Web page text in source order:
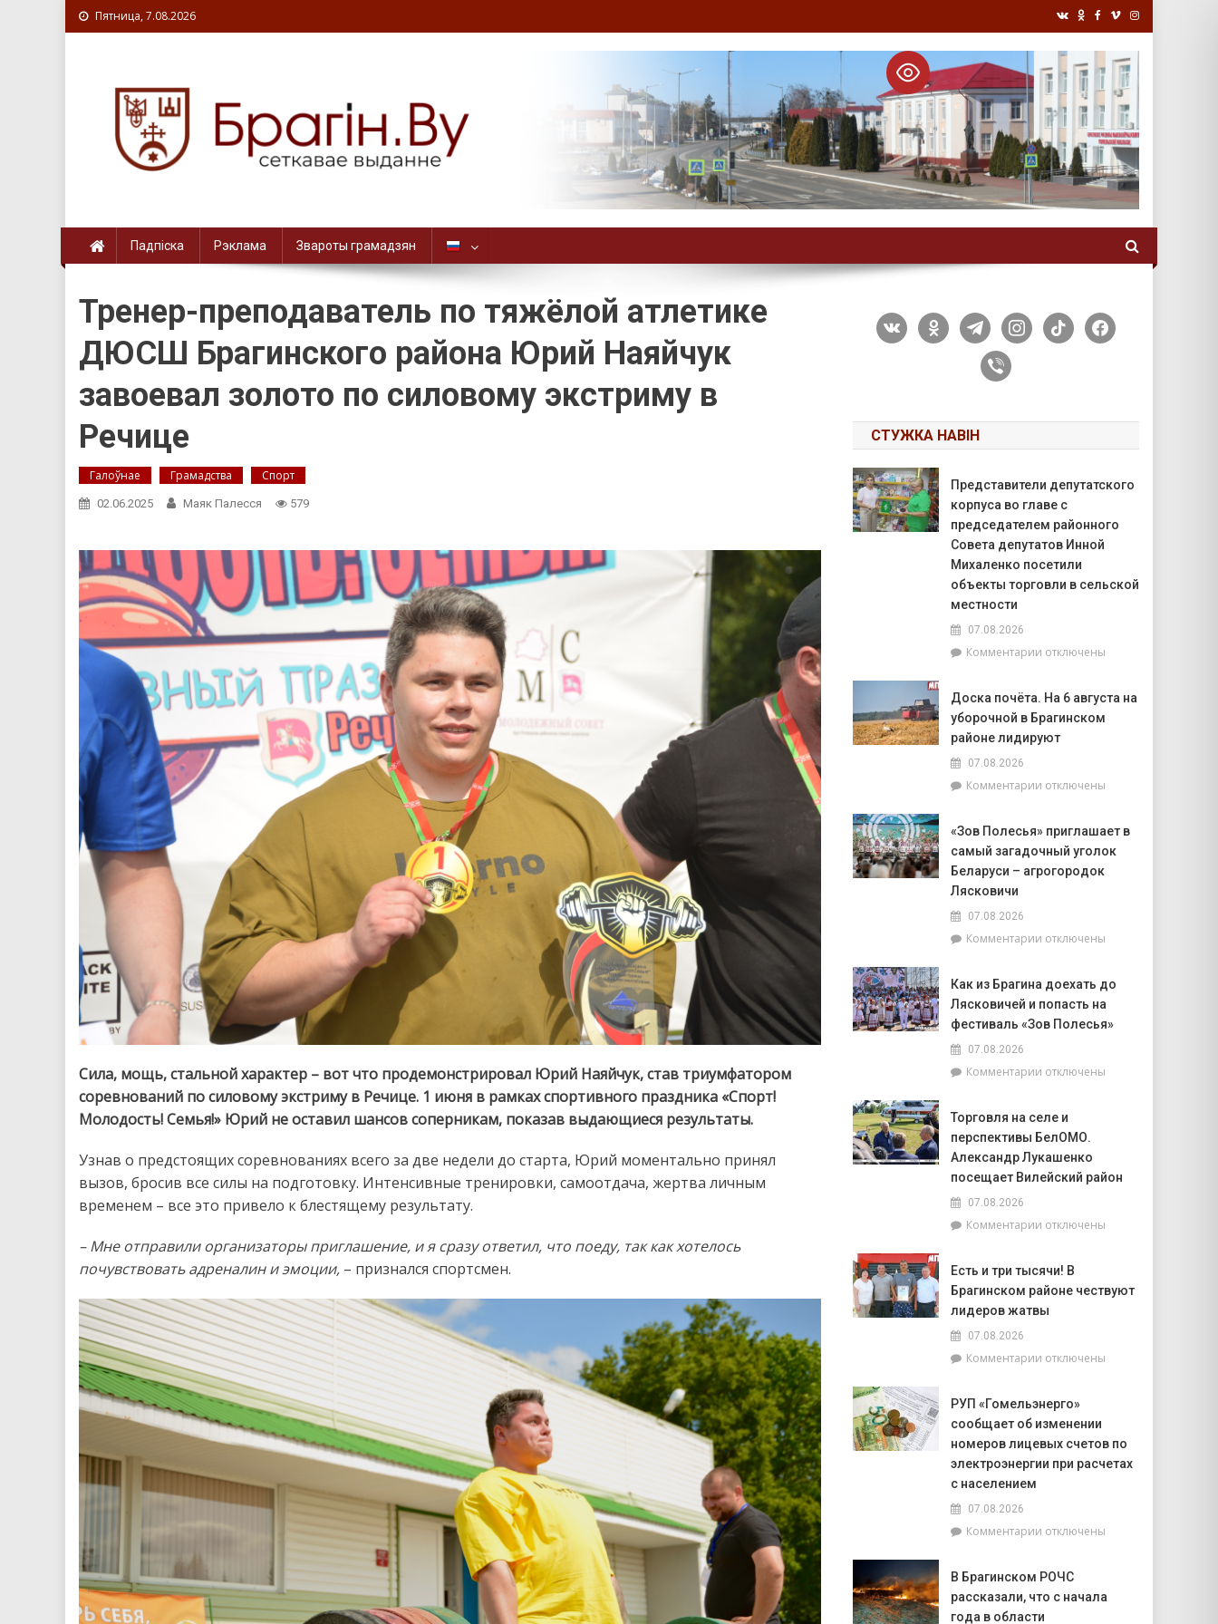
Пятница, 7.08.2026
Падпіска Рэклама Звароты грамадзян
Тренер-преподаватель по тяжёлой атлетике
ДЮСШ Брагинского района Юрий Наяйчук
завоевал золото по силовому экстриму в
Речице
Галоўнае Грамадства Спорт
02.06.2025 Маяк Палесся 579
Сила, мощь, стальной характер – вот что продемонстрировал Юрий Наяйчук, став триумфатором
соревнований по силовому экстриму в Речице. 1 июня в рамках спортивного праздника «Спорт!
Молодость! Семья!» Юрий не оставил шансов соперникам, показав выдающиеся результаты.
Узнав о предстоящих соревнованиях всего за две недели до старта, Юрий моментально принял
вызов, бросив все силы на подготовку. Интенсивные тренировки, самоотдача, жертва личным
временем – все это привело к блестящему результату.
– Мне отправили организаторы приглашение, и я сразу ответил, что поеду, так как хотелось
почувствовать адреналин и эмоции, – признался спортсмен.
vkontakteodnoklassniki
telegraminstagram
tiktok facebook
viber
СТУЖКА НАВІН
Представители депутатского
корпуса во главе с
председателем районного
Совета депутатов Инной
Михаленко посетили
объекты торговли в сельской
местности
07.08.2026
Комментариик
депутатского
корпуса
во
председателем
депутатов
Инной
Михаленко
в
местности
отключены
Доска почёта. На 6 августа на
уборочной в Брагинском
районе лидируют
07.08.2026
Комментариик
почёта.
На
6
в
лидируют
отключены
«Зов Полесья» приглашает в
самый загадочный уголок
Беларуси – агрогородок
Лясковичи
07.08.2026
Комментариик
Полесья»
приглашает
в
уголок
агрогородок
Лясковичи
отключены
Как из Брагина доехать до
Лясковичей и попасть на
фестиваль «Зов Полесья»
07.08.2026
Комментариик
из
Брагина
доехать
до
попасть
«Зов
Полесья»
отключены
Торговля на селе и
перспективы БелОМО.
Александр Лукашенко
посещает Вилейский район
07.08.2026
Комментариик
на
селе
и
Александр
Вилейский
район
отключены
Есть и три тысячи! В
Брагинском районе чествуют
лидеров жатвы
07.08.2026
Комментариик
и
три
тысячи!
В
лидеров
отключены
РУП «Гомельэнерго»
сообщает об изменении
номеров лицевых счетов по
электроэнергии при расчетах
с населением
07.08.2026
Комментариик
«Гомельэнерго»
сообщает
об
отключены
В Брагинском РОЧС
рассказали, что с начала
года в области